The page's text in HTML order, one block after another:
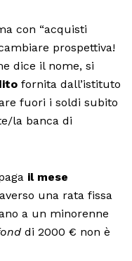
con “acquisti
prospettiva!
dice il nome, si
fornita dall’istituto
fuori i soldi subito
la banca di
il mese
una rata fissa
a un minorenne
di 2000 € non è